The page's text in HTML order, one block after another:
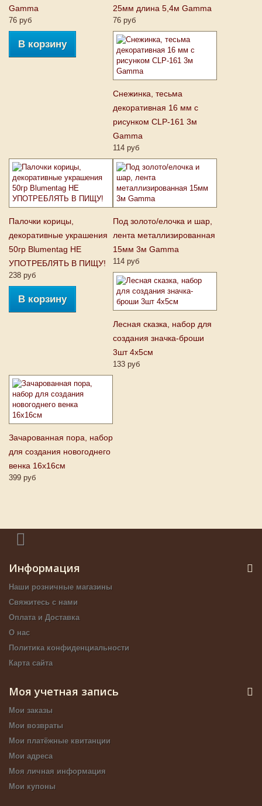
Gamma
76 руб
В корзину
25мм длина 5,4м Gamma
76 руб
Снежинка, тесьма
декоративная 16 мм с
рисунком CLP-161 3м
Gamma
114 руб
Палочки корицы,
декоративные украшения
50гр Blumentag НЕ
УПОТРЕБЛЯТЬ В ПИЩУ!
238 руб
В корзину
Под золото/елочка и шар,
лента металлизированная
15мм 3м Gamma
114 руб
Лесная сказка, набор для
создания значка-броши
3шт 4х5см
133 руб
Зачарованная пора, набор
для создания новогоднего
венка 16х16см
399 руб
Информация
Наши розничные магазины
Свяжитесь с нами
Оплата и Доставка
О нас
Политика конфиденциальности
Карта сайта
Моя учетная запись
Мои заказы
Мои возвраты
Мои платёжные квитанции
Мои адреса
Моя личная информация
Мои купоны